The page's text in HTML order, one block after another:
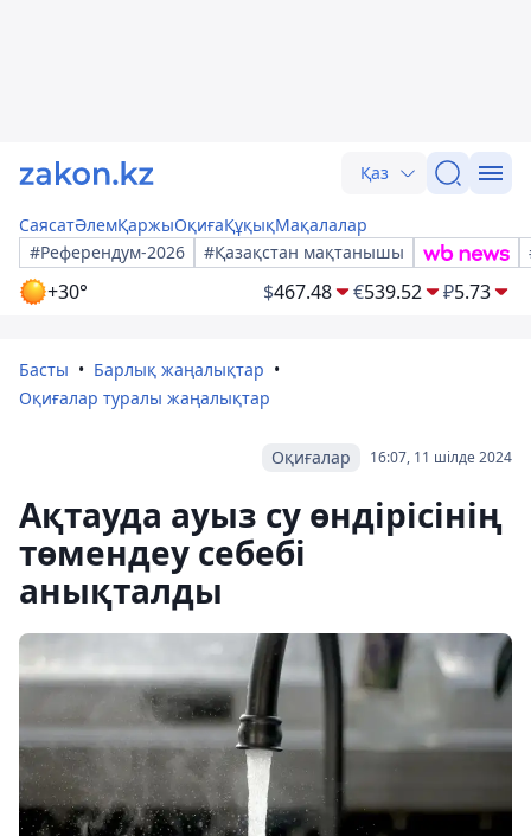
Қаз
СаясатӘлемҚаржыОқиғаҚұқықМақалалар
#Референдум-2026
#Қазақстан мақтанышы
+30° $467.48 €539.52 ₽5.73
Басты
Барлық жаңалықтар
Оқиғалар туралы жаңалықтар
16:07, 11 шілде 2024
Оқиғалар
Ақтауда ауыз су өндірісінің
төмендеу себебі
анықталды